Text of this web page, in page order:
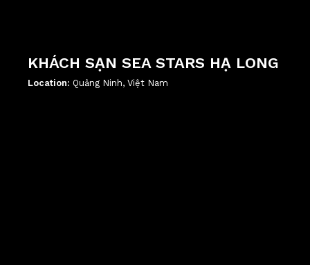
KHÁCH SẠN SEA STARS HẠ LONG
Location: Quảng Ninh, Việt Nam